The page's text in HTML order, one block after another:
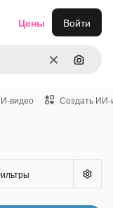
ОчиститьПоиск
Цены Войти
видео Создать ИИ-